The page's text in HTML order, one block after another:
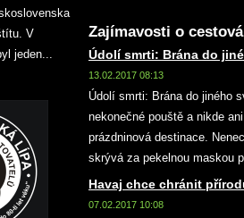
Zajímavosti o
Údolí smrti: Brána do
13.02.2017 08:13
Údolí smrti: Brána do jiného
nekonečné pouště a nikde
prázdninová destinace.
skrývá za pekelnou maskou
Havaj chce chránit
07.02.2017 10:08
V
jeden...